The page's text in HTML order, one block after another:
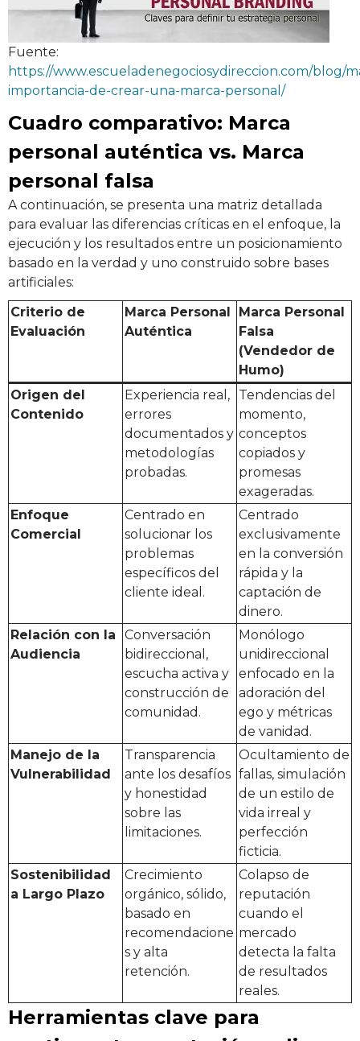
Fuente:
https://www.escueladenegociosydireccion.com/blog/
importancia-de-crear-una-marca-personal/
Cuadro comparativo: Marca
personal auténtica vs. Marca
personal falsa
A continuación, se presenta una matriz detallada
para evaluar las diferencias críticas en el enfoque, la
ejecución y los resultados entre un posicionamiento
basado en la verdad y uno construido sobre bases
artificiales:
Criterio de
Evaluación
Marca Personal
Auténtica
Marca Personal
Falsa
(Vendedor de
Humo)
Origen del
Contenido
Experiencia real,
errores
documentados y
metodologías
probadas.
Tendencias del
momento,
conceptos
copiados y
promesas
exageradas.
Enfoque
Comercial
Centrado en
solucionar los
problemas
específicos del
cliente ideal.
Centrado
exclusivamente
en la conversión
rápida y la
captación de
dinero.
Relación con la
Audiencia
Conversación
bidireccional,
escucha activa y
construcción de
comunidad.
Monólogo
unidireccional
enfocado en la
adoración del
ego y métricas
de vanidad.
Manejo de la
Vulnerabilidad
Transparencia
ante los desafíos
y honestidad
sobre las
limitaciones.
Ocultamiento de
fallas, simulación
de un estilo de
vida irreal y
perfección
ficticia.
Sostenibilidad
a Largo Plazo
Crecimiento
orgánico, sólido,
basado en
recomendacione
s y alta
retención.
Colapso de
reputación
cuando el
mercado
detecta la falta
de resultados
reales.
Herramientas clave para